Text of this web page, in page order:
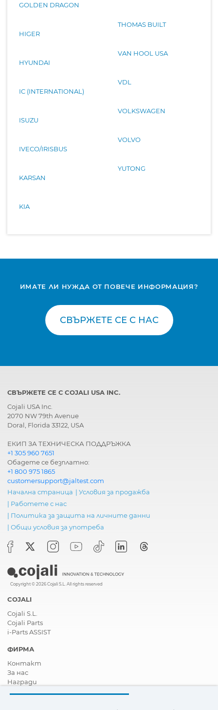
GOLDEN DRAGON
HIGER
HYUNDAI
IC (INTERNATIONAL)
ISUZU
IVECO/IRISBUS
KARSAN
KIA
THOMAS BUILT
VAN HOOL USA
VDL
VOLKSWAGEN
VOLVO
YUTONG
ИМАТЕ ЛИ НУЖДА ОТ ПОВЕЧЕ ИНФОРМАЦИЯ?
СВЪРЖЕТЕ СЕ С НАС
СВЪРЖЕТЕ СЕ С COJALI USA INC.
Cojali USA Inc.
2070 NW 79th Avenue
Doral, Florida 33122, USA
ЕКИП ЗА ТЕХНИЧЕСКА ПОДДРЪЖКА
+1 305 960 7651
Обадете се безплатно:
+1 800 975 1865
customersupport@jaltest.com
Начална страница | Условия за продажба
| Работете с нас
| Политика за защита на личните данни
| Общи условия за употреба
Copyright © 2026 Cojali S.L. All rights reserved
COJALI
Cojali S.L.
Cojali Parts
i-Parts ASSIST
ФИРМА
Контакт
За нас
Награди